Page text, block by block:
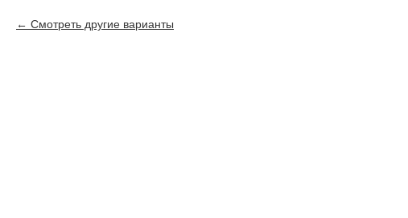
Смотреть другие варианты